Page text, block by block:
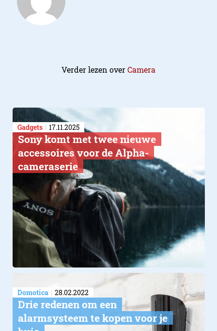
Verder lezen overCamera
Gadgets 17.11.2025
Sony komt met twee nieuwe
accessoires voor de Alpha-
cameraserie
Domotica 28.02.2022
Drie redenen om een
alarmsysteem te kopen voor je